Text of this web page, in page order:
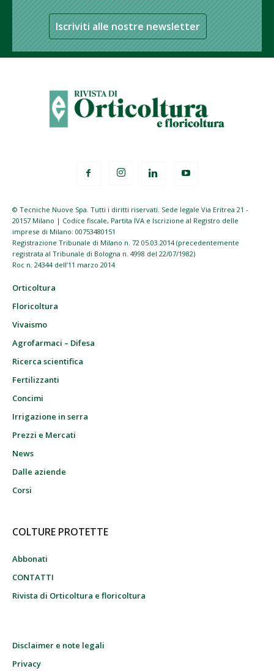
Iscriviti alle nostre newsletter
© Tecniche Nuove Spa. Tutti i diritti riservati. Sede legale Via Eritrea 21 -
20157 Milano | Codice fiscale, Partita IVA e Iscrizione al Registro delle
imprese di Milano: 00753480151
Registrazione Tribunale di Milano n. 72 05.03.2014 (precedentemente
registrata al Tribunale di Bologna n. 4998 del 22/07/1982)
Roc n. 24344 dell’11 marzo 2014
Orticoltura
Floricoltura
Vivaismo
Agrofarmaci – Difesa
Ricerca scientifica
Fertilizzanti
Concimi
Irrigazione in serra
Prezzi e Mercati
News
Dalle aziende
Corsi
COLTURE PROTETTE
Abbonati
CONTATTI
Rivista di Orticoltura e floricoltura
Disclaimer e note legali
Privacy